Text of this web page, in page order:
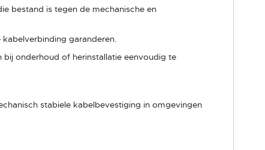
bestand is tegen de mechanische en
garanderen.
onderhoud of herinstallatie eenvoudig te
stabiele kabelbevestiging in omgevingen